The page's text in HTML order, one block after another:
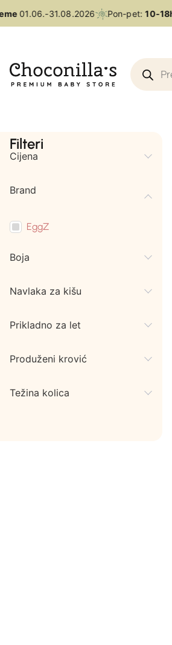
01.06.-31.08.2026 Pon-pet:10-18h
Filteri
Cijena
Brand
EggZ
Boja
Navlaka za kišu
Prikladno za let
Produženi krović
Težina kolica